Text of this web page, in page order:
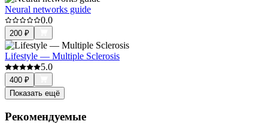
Neural networks guide
0.0
200 ₽
Lifestyle — Multiple Sclerosis
5.0
400 ₽
Показать ещё
Рекомендуемые